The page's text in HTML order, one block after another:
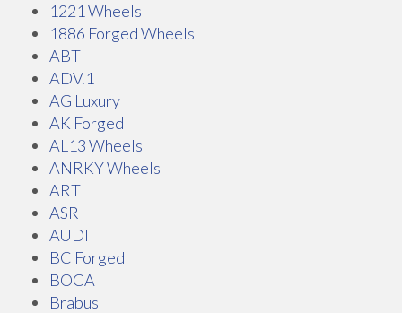
1221 Wheels
1886 Forged Wheels
ABT
ADV.1
AG Luxury
AK Forged
AL13 Wheels
ANRKY Wheels
ART
ASR
AUDI
BC Forged
BOCA
Brabus